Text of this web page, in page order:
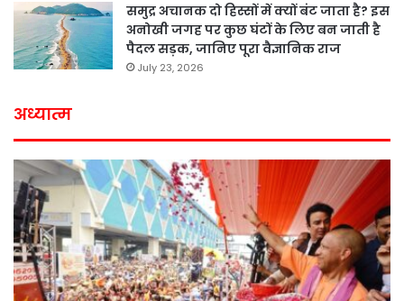
समुद्र अचानक दो हिस्सों में क्यों बंट जाता है? इस
अनोखी जगह पर कुछ घंटों के लिए बन जाती है
पैदल सड़क, जानिए पूरा वैज्ञानिक राज
July 23, 2026
अध्यात्म